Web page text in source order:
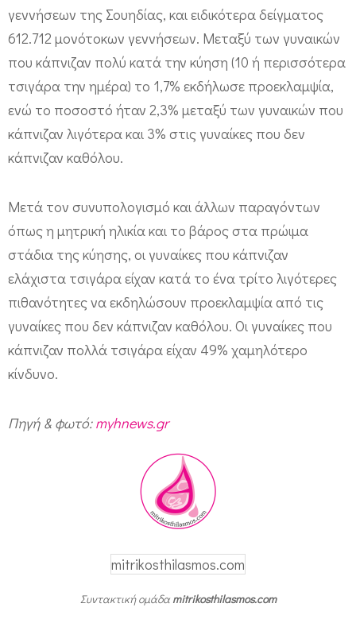
ε
ι
ω
μ
έ
κ
ί
ν
δ
υ
ν
ο
π
ο
γεννήσεων της Σουηδίας, και ειδικότερα δείγματος
612.712 μονότοκων γεννήσεων. Μεταξύ των γυναικών
που κάπνιζαν πολύ κατά την κύηση (10 ή περισσότερα
τσιγάρα την ημέρα) το 1,7% εκδήλωσε προεκλαμψία,
ενώ το ποσοστό ήταν 2,3% μεταξύ των γυναικών που
κάπνιζαν λιγότερα και 3% στις γυναίκες που δεν
κάπνιζαν καθόλου.
Μετά τον συνυπολογισμό και άλλων παραγόντων
όπως η μητρική ηλικία και το βάρος στα πρώιμα
στάδια της κύησης, οι γυναίκες που κάπνιζαν
ελάχιστα τσιγάρα είχαν κατά το ένα τρίτο λιγότερες
πιθανότητες να εκδηλώσουν προεκλαμψία από τις
γυναίκες που δεν κάπνιζαν καθόλου. Οι γυναίκες που
κάπνιζαν πολλά τσιγάρα είχαν 49% χαμηλότερο
κίνδυνο.
Πηγή & φωτό:myhnews.gr
mitrikosthilasmos.com
Συντακτική ομάδαmitrikosthilasmos.com